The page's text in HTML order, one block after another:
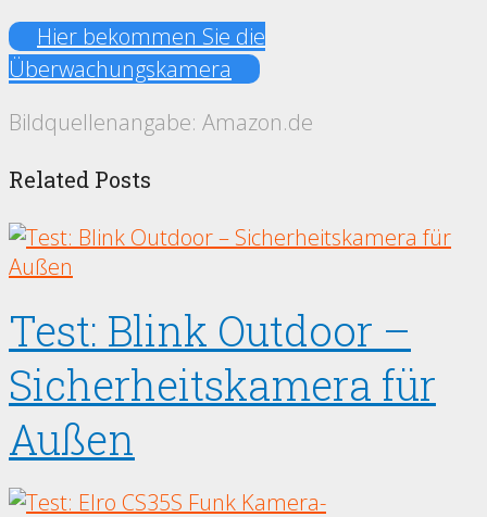
Hier bekommen Sie die
Überwachungskamera
Bildquellenangabe: Amazon.de
Related Posts
Test: Blink Outdoor –
Sicherheitskamera für
Außen